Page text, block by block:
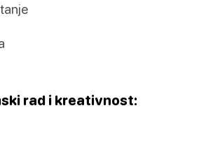
rad i kreativnost: